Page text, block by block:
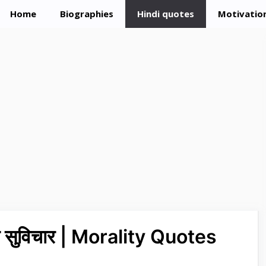
Home Biographies Hindi quotes
सुविचार | Morality Quotes